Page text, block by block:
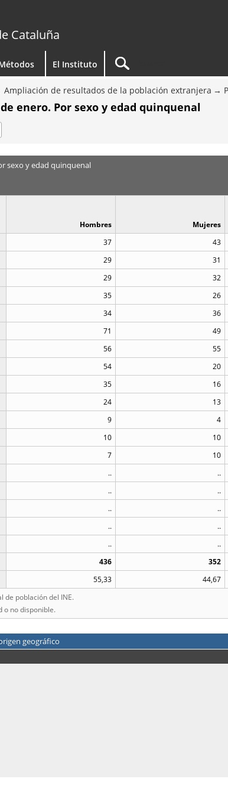
Cataluña
El Instituto
Ampliación de resultados de la población extranjera
enero. Por sexo y edad quinquenal
sexo y edad quinquenal
Hombres Mujeres
37 43
29 31
29 32
35 26
34 36
71 49
56 55
54 20
35 16
24 13
9 4
10 10
7 10
.. ..
.. ..
.. ..
.. ..
.. ..
436 352
55,33 44,67
de población del INE.
o no disponible.
geográfico